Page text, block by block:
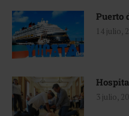
Puerto
14 julio,
3 julio,